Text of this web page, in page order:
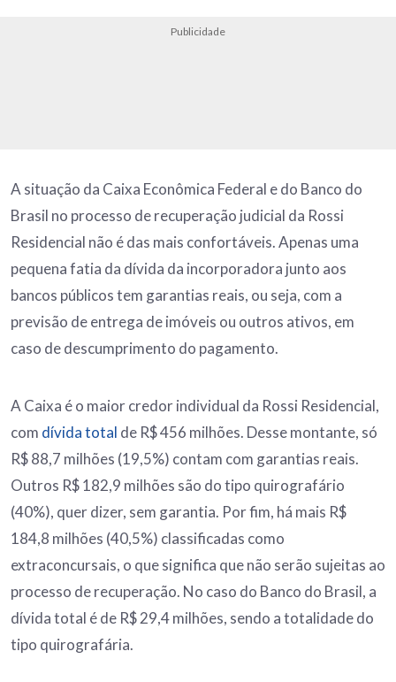
Publicidade
A situação da Caixa Econômica Federal e do Banco do
Brasil no processo de recuperação judicial da Rossi
Residencial não é das mais confortáveis. Apenas uma
pequena fatia da dívida da incorporadora junto aos
bancos públicos tem garantias reais, ou seja, com a
previsão de entrega de imóveis ou outros ativos, em
caso de descumprimento do pagamento.
A Caixa é o maior credor individual da Rossi Residencial,
com dívida total de R$ 456 milhões. Desse montante, só
R$ 88,7 milhões (19,5%) contam com garantias reais.
Outros R$ 182,9 milhões são do tipo quirografário
(40%), quer dizer, sem garantia. Por fim, há mais R$
184,8 milhões (40,5%) classificadas como
extraconcursais, o que significa que não serão sujeitas ao
processo de recuperação. No caso do Banco do Brasil, a
dívida total é de R$ 29,4 milhões, sendo a totalidade do
tipo quirografária.